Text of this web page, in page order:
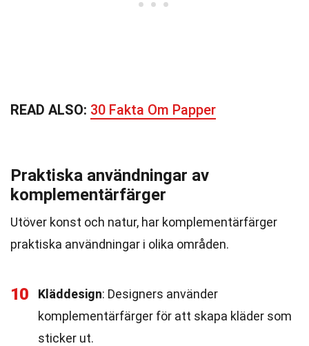
READ ALSO: 30 Fakta Om Papper
Praktiska användningar av
komplementärfärger
Utöver konst och natur, har komplementärfärger
praktiska användningar i olika områden.
10 Kläddesign: Designers använder
komplementärfärger för att skapa kläder som
sticker ut.